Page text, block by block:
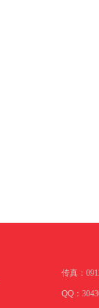
传真：
QQ：